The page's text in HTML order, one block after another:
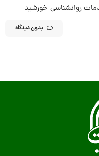
روانشناسی خورشید
بدون دیدگاه